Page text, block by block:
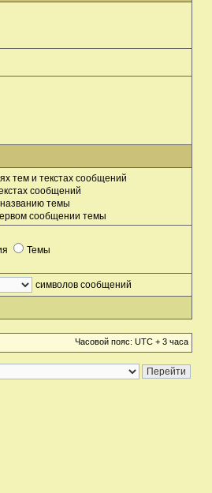
тем и текстах сообщений
сообщений
темы
сообщении темы
Темы
символов сообщений
Часовой пояс: UTC + 3 часа